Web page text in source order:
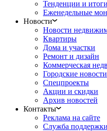
Тенденции и итоги
Еженедельные
Новости
Новости
Квартиры
Дома и участки
Ремонт и дизайн
Коммерческая
Городские новости
Спецпроекты
Акции и скидки
Архив новостей
Контакты
Реклама на сайте
Служба поддержки